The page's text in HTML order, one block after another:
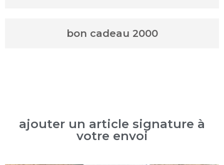
bon cadeau 2000
ajouter un article signature à
votre envoi